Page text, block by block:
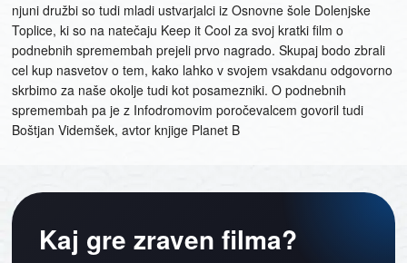
njuni družbi so tudi mladi ustvarjalci iz Osnovne šole Dolenjske
Toplice, ki so na natečaju Keep it Cool za svoj kratki film o
podnebnih spremembah prejeli prvo nagrado. Skupaj bodo zbrali
cel kup nasvetov o tem, kako lahko v svojem vsakdanu odgovorno
skrbimo za naše okolje tudi kot posamezniki. O podnebnih
spremembah pa je z Infodromovim poročevalcem govoril tudi
Boštjan Videmšek, avtor knjige Planet B
Kaj gre zraven filma?